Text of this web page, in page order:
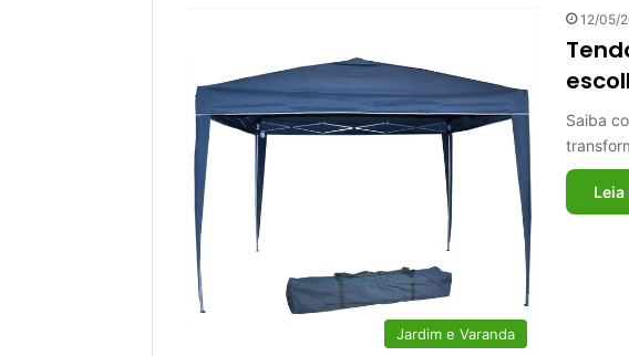
Jardim e Varanda
12/05/
Saiba
Leia